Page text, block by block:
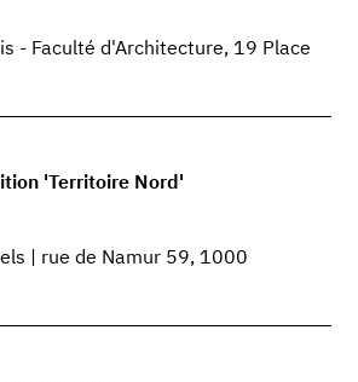
- Faculté d'Architecture, 19 Place
'Territoire Nord'
| rue de Namur 59, 1000